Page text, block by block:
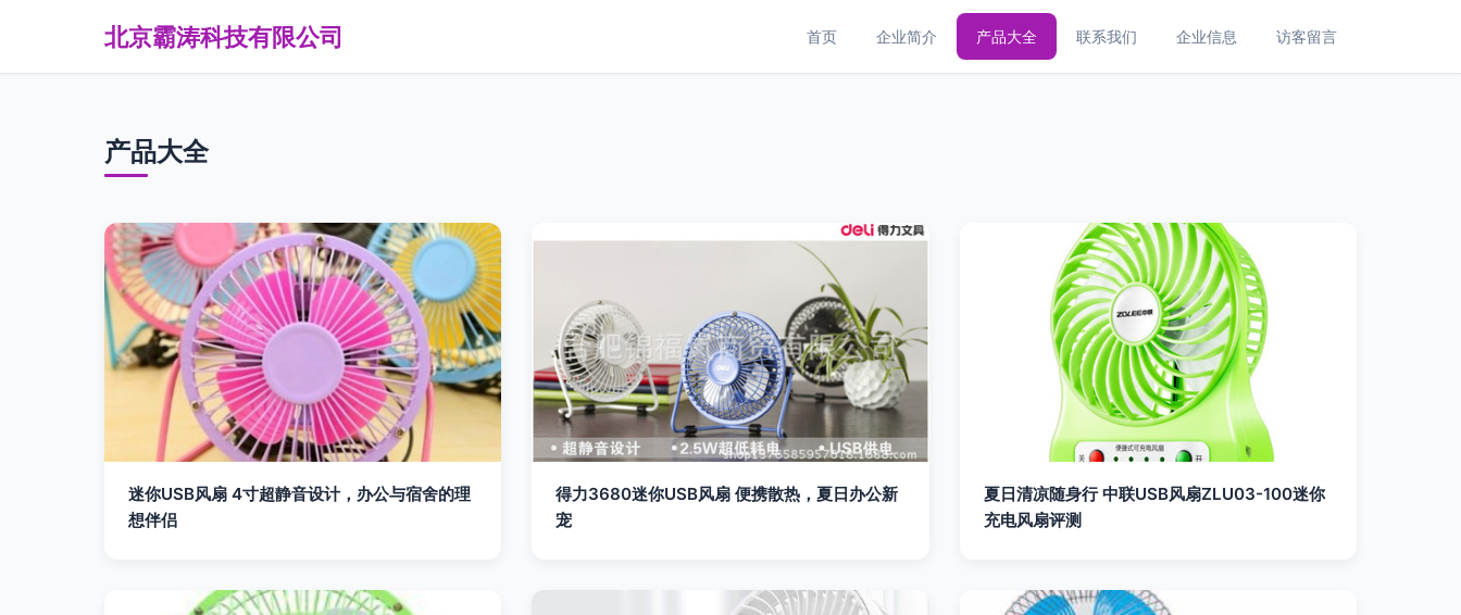
北京霸涛科技有限公司 首页 企业简介 产品大全 联系我们 企业信息 访客留言
产品大全
迷你USB风扇 4寸超静音设计，办公与宿舍的理
想伴侣
得力3680迷你USB风扇 便携散热，夏日办公新
宠
夏日清凉随身行 中联USB风扇ZLU03-100迷你
充电风扇评测